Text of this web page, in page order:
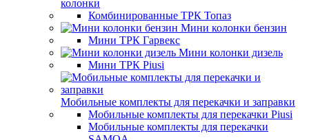
колонки
Комбинированные ТРК Топаз
Мини колонки бензин
Мини ТРК Гарвекс
Мини колонки дизель
Мини ТРК Piusi
Мобильные комплекты для перекачки и заправки
Мобильные комплекты для перекачки Piusi
Мобильные комплекты для перекачки